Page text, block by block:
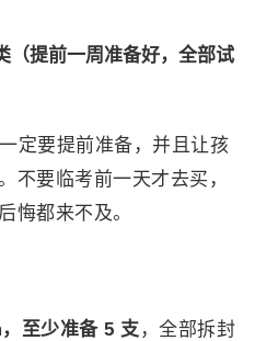
（提前一周准备好，全部试
定要提前准备，并且让孩
不要临考前一天才去买，
悔都来不及。
至少准备 5 支 ，全部拆封